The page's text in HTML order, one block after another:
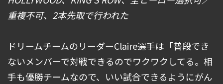
重複不可、2本先取で行われた
ドリームチームのリーダーClaire選手は「普段でき
ないメンバーで対戦できるのでワクワクしてる。相
手も優勝チームなので、いい試合できるようにがん